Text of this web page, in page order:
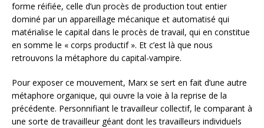
forme réifiée, celle d’un procès de production tout entier
dominé par un appareillage mécanique et automatisé qui
matérialise le capital dans le procès de travail, qui en constitue
en somme le « corps productif ». Et c’est là que nous
retrouvons la métaphore du capital-vampire.
Pour exposer ce mouvement, Marx se sert en fait d’une autre
métaphore organique, qui ouvre la voie à la reprise de la
précédente. Personnifiant le travailleur collectif, le comparant à
une sorte de travailleur géant dont les travailleurs individuels